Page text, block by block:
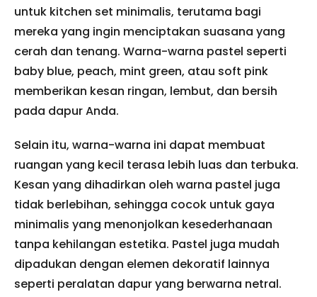
untuk kitchen set minimalis, terutama bagi
mereka yang ingin menciptakan suasana yang
cerah dan tenang. Warna-warna pastel seperti
baby blue, peach, mint green, atau soft pink
memberikan kesan ringan, lembut, dan bersih
pada dapur Anda.
Selain itu, warna-warna ini dapat membuat
ruangan yang kecil terasa lebih luas dan terbuka.
Kesan yang dihadirkan oleh warna pastel juga
tidak berlebihan, sehingga cocok untuk gaya
minimalis yang menonjolkan kesederhanaan
tanpa kehilangan estetika. Pastel juga mudah
dipadukan dengan elemen dekoratif lainnya
seperti peralatan dapur yang berwarna netral.